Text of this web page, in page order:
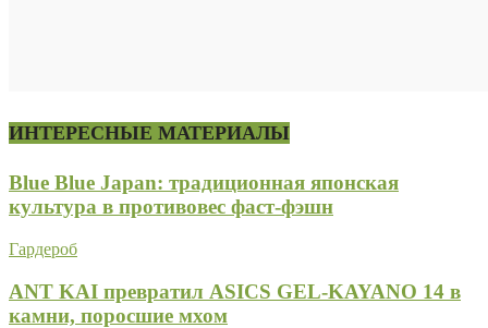
ИНТЕРЕСНЫЕ МАТЕРИАЛЫ
Blue Blue Japan: традиционная японская
культура в противовес фаст-фэшн
Гардероб
ANT KAI превратил ASICS GEL-KAYANO 14 в
камни, поросшие мхом